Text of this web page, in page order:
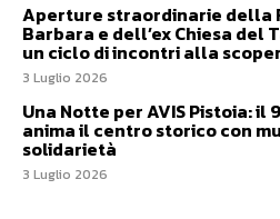
Aperture straordinarie della
Barbara e dell’ex Chiesa del
un ciclo di incontri alla
3 Luglio 2026
Una Notte per AVIS Pistoia: il
anima il centro storico con
solidarietà
3 Luglio 2026